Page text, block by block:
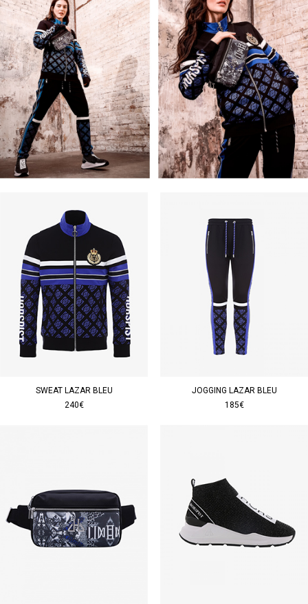
SWEAT LAZAR BLEU
240€
JOGGING LAZAR BLEU
185€